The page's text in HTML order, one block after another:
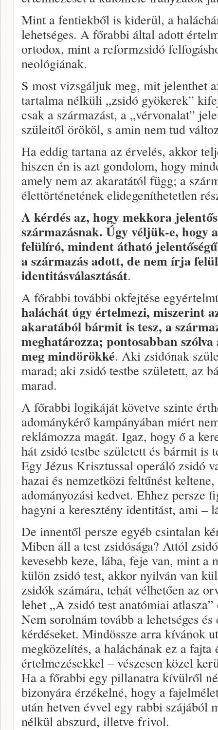
Mint a fentiekből is kiderül, a
lehetséges. A főrabbi által adott
ortodox, mint a reformzsidó
neológiának.
S most vizsgáljuk meg, mit jelenthet
tartalma nélküli „zsidó gyökerek”
csak a származást, a „vérvonalat”
szüleitől örököl, s amin nem tud
Ha eddig tartana az érvelés, akkor
hiszen én is azt gondolom, hogy
amely nem az akaratától függ; a
élettörténetének elidegeníthetetlen
A kérdés az, hogy mekkora
származásnak. Úgy véljük-e, hogy
felülíró, mindent átható
a származás adott, de nem írja
identitásválasztását.
A főrabbi további okfejtése
haláchát úgy értelmezi, miszerint
akaratából bármit is tesz, a
meghatározza; pontosabban
meg mindörökké. Aki zsidónak
marad; aki zsidó testbe született, az
marad.
A főrabbi logikáját követve szinte
adománykérő kampányában miért
reklámozza magát. Igaz, hogy ő a
hát zsidó testbe született és bármit is
Egy Jézus Krisztussal operáló zsidó
hazai és nemzetközi feltűnést
adományozási kedvet. Ehhez persze
hagyni a keresztény identitást, ami –
De innentől persze egyéb csintalan
Miben áll a test zsidósága? Attól
kevesebb keze, lába, feje van, mint a
külön zsidó test, akkor nyilván van
zsidók számára, tehát vélhetően az
lehet „A zsidó test anatómiai
Nem sorolnám tovább a lehetséges
kérdéseket. Mindössze arra kívánok
megközelítés, a haláchának ez a fajta
értelmezésekkel – vészesen közel
Ha a főrabbi egy pillanatra kívülről
bizonyára érzékelné, hogy a
után hetven évvel egy rabbi szájából
nélkül abszurd, illetve frivol.